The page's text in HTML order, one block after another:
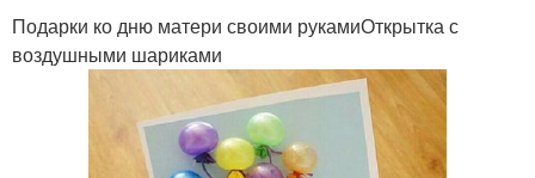
Подарки ко дню матери своими рукамиОткрытка с
воздушными шариками